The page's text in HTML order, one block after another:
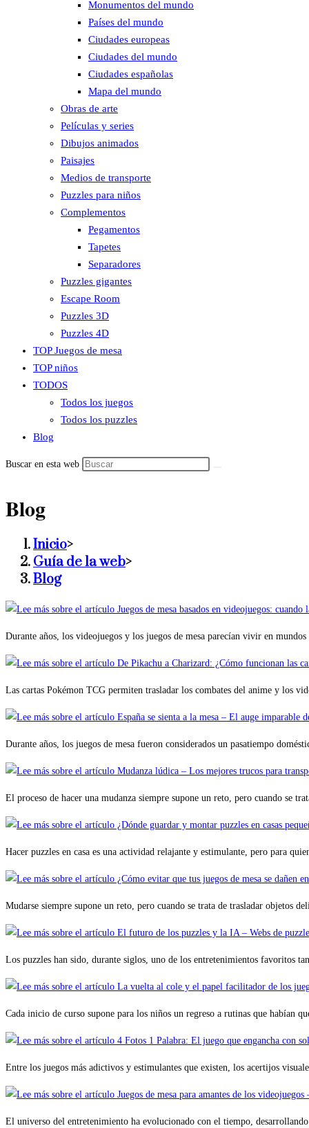
Monumentos del mundo
Países del mundo
Ciudades europeas
Ciudades del mundo
Ciudades españolas
Mapa del mundo
Obras de arte
Películas y series
Dibujos animados
Paisajes
Medios de transporte
Puzzles para niños
Complementos
Pegamentos
Tapetes
Separadores
Puzzles gigantes
Escape Room
Puzzles 3D
Puzzles 4D
TOP Juegos de mesa
TOP niños
TODOS
Todos los juegos
Todos los puzzles
Blog
Buscar en esta web
Blog
Inicio>
Guía de la web>
Blog
Durante años, los videojuegos y los juegos de mesa parecían vivir en
Las cartas Pokémon TCG permiten trasladar los combates del anime y los
Durante años, los juegos de mesa fueron considerados un pasatiempo
El proceso de hacer una mudanza siempre supone un reto, pero cuando se
Hacer puzzles en casa es una actividad relajante y estimulante, pero para
Mudarse siempre supone un reto, pero cuando se trata de trasladar objetos
Los puzzles han sido, durante siglos, uno de los entretenimientos favoritos
Cada inicio de curso supone para los niños un regreso a rutinas que habían
Entre los juegos más adictivos y estimulantes que existen, los acertijos
El universo del entretenimiento ha evolucionado con el tiempo,